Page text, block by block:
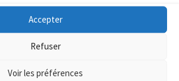
Accepter
Refuser
Voir les préférences